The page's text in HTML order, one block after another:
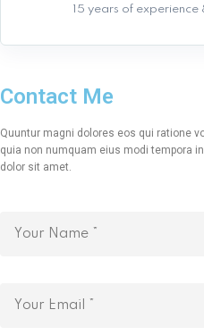
15 years of
Contact Me
Quuntur magni dolores eos qui ratione
quia non numquam eius modi tempora
dolor sit amet.